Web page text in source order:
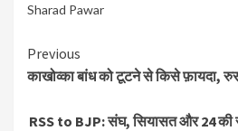
Sharad Pawar
Continue
Reading
Previous
काखोव्का बांध को टूटने से किसे फ़ायदा,
RSS to BJP: संघ, सियासत और 24 की